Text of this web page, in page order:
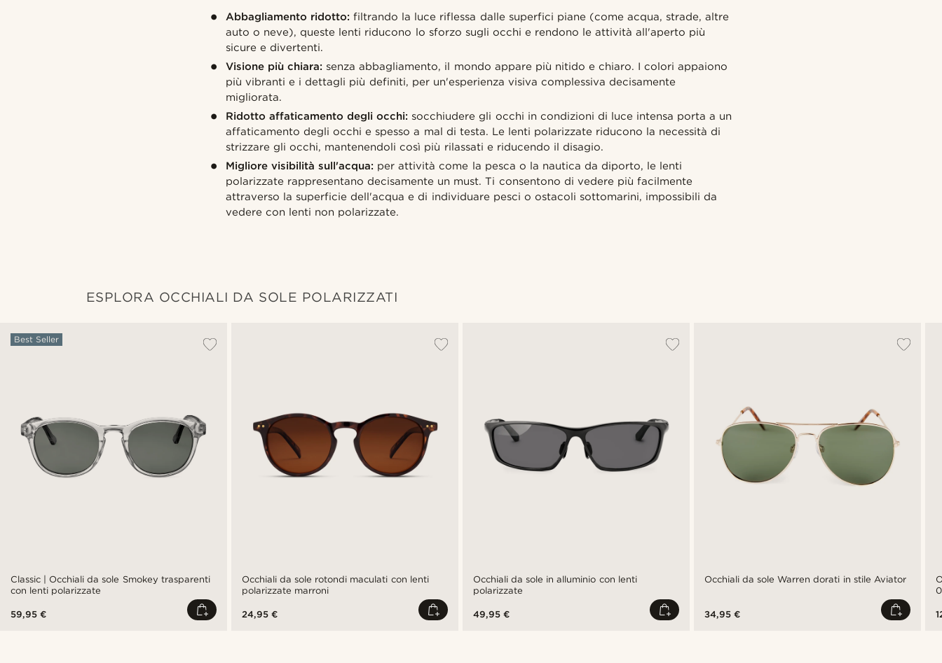
Abbagliamento ridotto: filtrando la luce riflessa dalle superfici piane (come acqua, strade, altre
auto o neve), queste lenti riducono lo sforzo sugli occhi e rendono le attività all'aperto più
sicure e divertenti.
Visione più chiara: senza abbagliamento, il mondo appare più nitido e chiaro. I colori appaiono
più vibranti e i dettagli più definiti, per un'esperienza visiva complessiva decisamente
migliorata.
Ridotto affaticamento degli occhi: socchiudere gli occhi in condizioni di luce intensa porta a un
affaticamento degli occhi e spesso a mal di testa. Le lenti polarizzate riducono la necessità di
strizzare gli occhi, mantenendoli così più rilassati e riducendo il disagio.
Migliore visibilità sull'acqua: per attività come la pesca o la nautica da diporto, le lenti
polarizzate rappresentano decisamente un must. Ti consentono di vedere più facilmente
attraverso la superficie dell'acqua e di individuare pesci o ostacoli sottomarini, impossibili da
vedere con lenti non polarizzate.
ESPLORA OCCHIALI DA SOLE POLARIZZATI
Classic | Occhiali da sole Smokey trasparenti
con lenti polarizzate
Best Seller
59,95 €
Occhiali da sole rotondi maculati con lenti
polarizzate marroni
24,95 €
Occhiali da sole in alluminio con lenti
polarizzate
49,95 €
Occhiali da sole Warren dorati in stile Aviator
34,95 €